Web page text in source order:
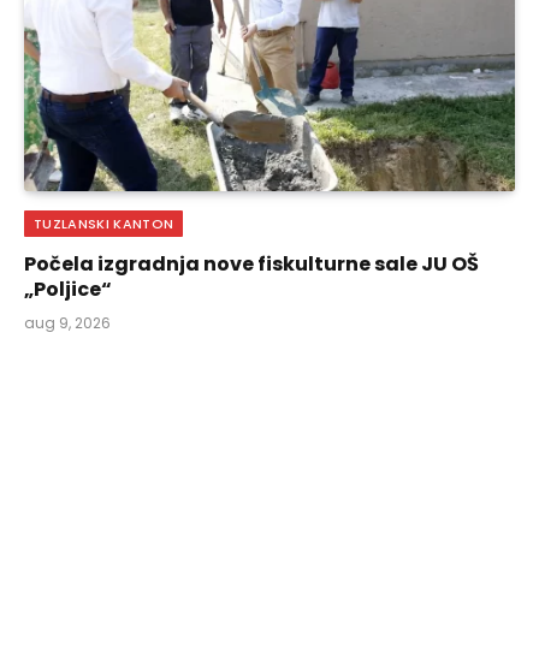
TUZLANSKI KANTON
Počela izgradnja nove fiskulturne sale JU OŠ
„Poljice“
aug 9, 2026